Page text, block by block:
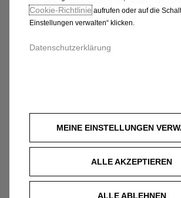
Cookie‑Richtlinieaufrufen oder auf die
Einstellungen verwalten“ klicken.
Datenschutzerklärung
MEINE EINSTELLUNGEN
ALLE AKZEPTIEREN
ALLE ABLEHNEN